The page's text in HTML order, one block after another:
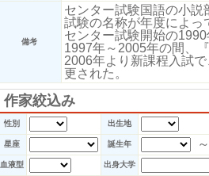
備考
センター試験国語の小説
試験の名称が年度によっ
センター試験開始の
1997年～2005年の間、
2006年より新課程入試
更された。
作家絞込み
性別 出生地
星座 誕生年
血液型 出身大学